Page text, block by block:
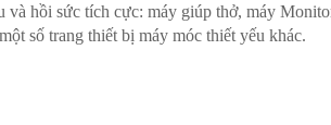
hồi sức tích cực: máy giúp thở, máy
số trang thiết bị máy móc thiết yếu khác.